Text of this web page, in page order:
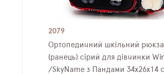
2079
Ортопедичний шкільний
(ранець) сірий для дівчинки
/SkyName з Пандами 34х26х14